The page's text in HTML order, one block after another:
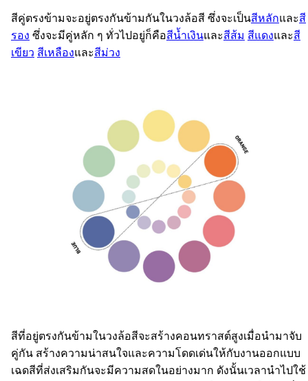
สีคู่ตรงข้ามจะอยู่ตรงกันข้ามกันในวงล้อสี ซึ่งจะเป็นสีหลักและสี
รอง ซึ่งจะมีคู่หลัก ๆ ทั่วไปอยู่ก็คือสีน้ำเงินและสีส้ม สีแดงและสี
เขียว สีเหลืองและสีม่วง
สีที่อยู่ตรงกันข้ามในวงล้อสีจะสร้างคอนทราสต์สูงเมื่อนำมาจับ
คู่กัน สร้างความน่าสนใจและความโดดเด่นให้กับงานออกแบบ
เฉดสีที่ส่งเสริมกันจะมีความสดในอย่างมาก ดังนั้นเวลานำไปใช้